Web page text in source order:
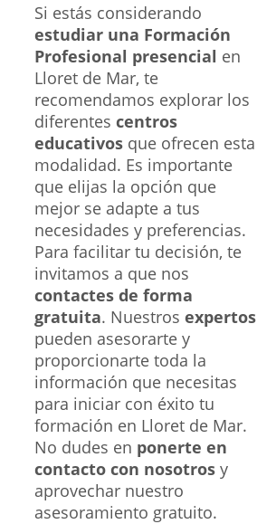
Si estás considerando
estudiar una Formación
Profesional presencial en
Lloret de Mar, te
recomendamos explorar los
diferentes centros
educativos que ofrecen esta
modalidad. Es importante
que elijas la opción que
mejor se adapte a tus
necesidades y preferencias.
Para facilitar tu decisión, te
invitamos a que nos
contactes de forma
gratuita. Nuestros expertos
pueden asesorarte y
proporcionarte toda la
información que necesitas
para iniciar con éxito tu
formación en Lloret de Mar.
No dudes en ponerte en
contacto con nosotros y
aprovechar nuestro
asesoramiento gratuito.